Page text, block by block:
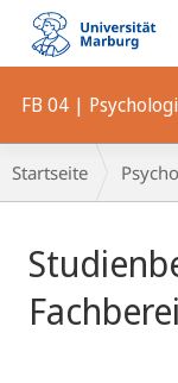
Mobile-
Navigation
FB 04 |
Breadcrumb-
Navigation
Startseite